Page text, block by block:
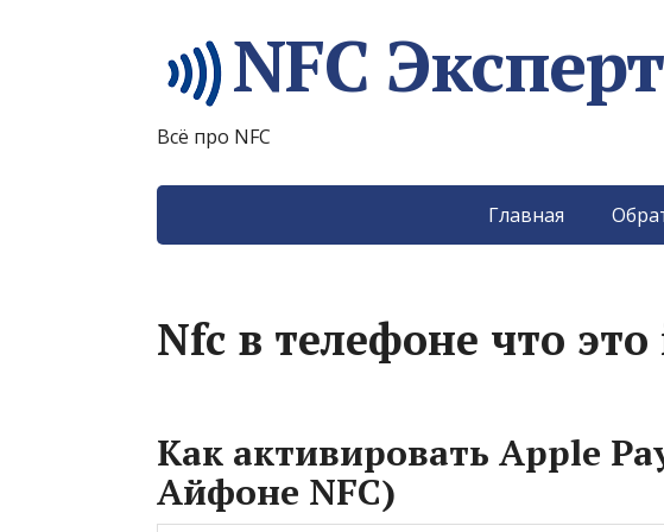
NFC Эксперт
Всё про NFC
Главная
Nfc в телефоне что
Как активировать Apple
Айфоне NFC)